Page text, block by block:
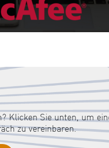
Klicken Sie unten, um
zu vereinbaren.